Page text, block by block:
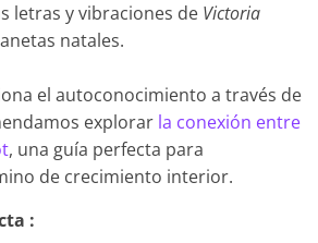
letras y vibraciones de Victoria
natales.
el autoconocimiento a través de
explorar la conexión entre
, una guía perfecta para
de crecimiento interior.
: